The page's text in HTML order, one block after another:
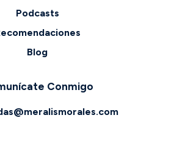
Podcasts
Blog
Conmigo